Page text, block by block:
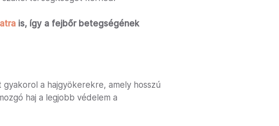
is, így a fejbőr betegségének
a hajgyökerekre, amely hosszú
haj a legjobb védelem a